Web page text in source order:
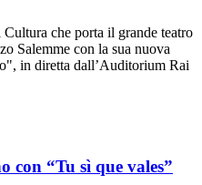
che porta il grande teatro
Salemme con la sua nuova
in diretta dall’Auditorium Rai
con “Tu sì que vales”